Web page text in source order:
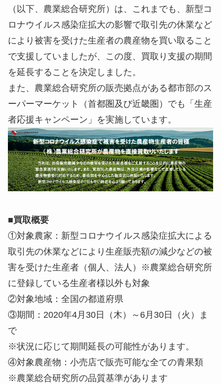
（以下、農業総合研究所）は、これまでも、新型コ
ロナウイルス感染症拡大の影響で取引先の休業など
により被害を受けた生産者の農産物を買い取ること
で支援していましたが、この度、買取り支援の期間
を延長することを決定しました。
また、農業総合研究所の販売拠点がある都市部のス
ーパーマーケット（首都圏及び近畿圏）でも「生産
者応援キャンペーン」を実施しています。
■買取概要
①対象農家：新型コロナウイルス感染症拡大による
取引先の休業などにより生産販売額の減少などの被
害を受けた生産者（個人、法人）※農業総合研究所
に登録している生産者様以外も対象
②対象地域：全国の都道府県
③期間：2020年4月30日（木）～6月30日（火）ま
で
※状況に応じて期間延長の可能性があります。
④対象農産物：小売店で販売可能な全ての青果類
※農業総合研究所の品質基準があります